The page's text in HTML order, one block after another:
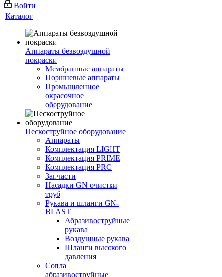
Войти
Каталог
Аппараты безвоздушной
покраски
Мембранные аппараты
Поршневые аппараты
Промышленное
окрасочное
оборудование
Пескоструйное оборудование
Аппараты
Комплектация LIGHT
Комплектация PRIME
Комплектация PRO
Запчасти
Насадки GN очистки
труб
Рукава и шланги GN-
BLAST
Абразивоструйные
рукава
Воздушные рукава
Шланги высокого
давления
Сопла
абразивоструйные